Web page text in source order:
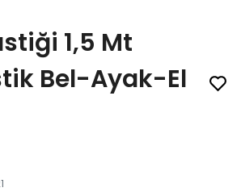
1,5 Mt
Bel-Ayak-El